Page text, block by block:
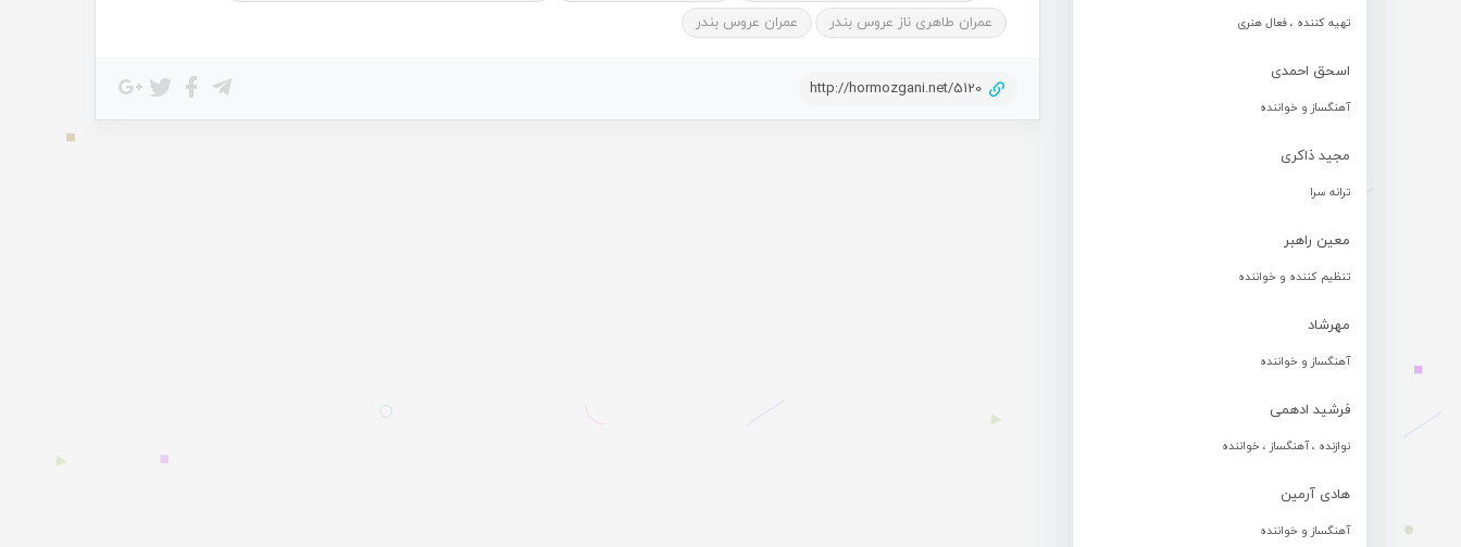
تهیه کننده ، فعال هنری
اسحق احمدی
آهنگساز و خواننده
مجید ذاکری
ترانه سرا
معین راهبر
تنظیم کننده و خواننده
مهرشاد
آهنگساز و خواننده
فرشید ادهمی
نوازنده ، آهنگساز ، خواننده
هادی آرمین
آهنگساز و خواننده
عمران طاهری ناز عروس بندر
عمران عروس بندر
http://hormozgani.net/5120